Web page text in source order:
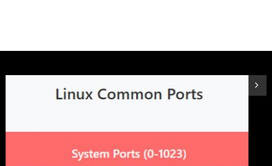
Seagate BarraCuda 3.5インチ 内蔵HDD 8TB PC用